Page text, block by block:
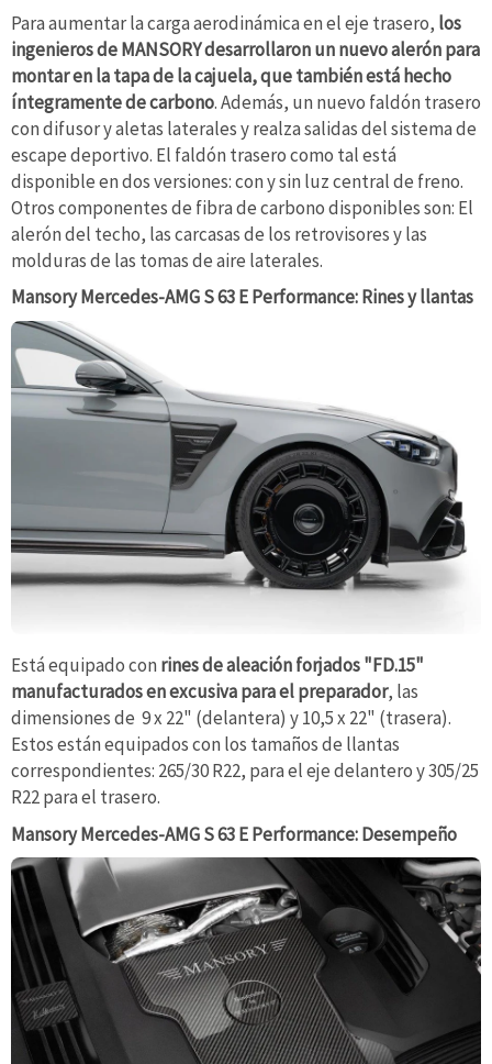
Para aumentar la carga aerodinámica en el eje trasero, los
ingenieros de MANSORY desarrollaron un nuevo alerón para
montar en la tapa de la cajuela, que también está hecho
íntegramente de carbono. Además, un nuevo faldón trasero
con difusor y aletas laterales y realza salidas del sistema de
escape deportivo. El faldón trasero como tal está
disponible en dos versiones: con y sin luz central de freno.
Otros componentes de fibra de carbono disponibles son: El
alerón del techo, las carcasas de los retrovisores y las
molduras de las tomas de aire laterales.
Mansory Mercedes-AMG S 63 E Performance: Rines y llantas
Está equipado con rines de aleación forjados "FD.15"
manufacturados en excusiva para el preparador, las
dimensiones de 9 x 22" (delantera) y 10,5 x 22" (trasera).
Estos están equipados con los tamaños de llantas
correspondientes: 265/30 R22, para el eje delantero y 305/25
R22 para el trasero.
Mansory Mercedes-AMG S 63 E Performance: Desempeño